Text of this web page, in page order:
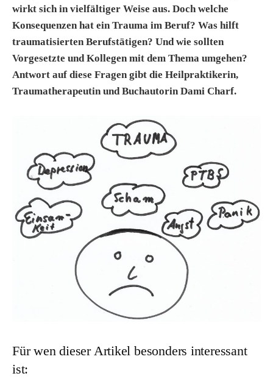
wirkt sich in vielfältiger Weise aus. Doch welche
Konsequenzen hat ein Trauma im Beruf? Was hilft
traumatisierten Berufstätigen? Und wie sollten
Vorgesetzte und Kollegen mit dem Thema umgehen?
Antwort auf diese Fragen gibt die Heilpraktikerin,
Traumatherapeutin und Buchautorin Dami Charf.
Für wen dieser Artikel besonders interessant
ist: